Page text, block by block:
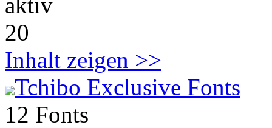
20
Inhalt zeigen >>
Tchibo Exclusive Fonts
12 Fonts